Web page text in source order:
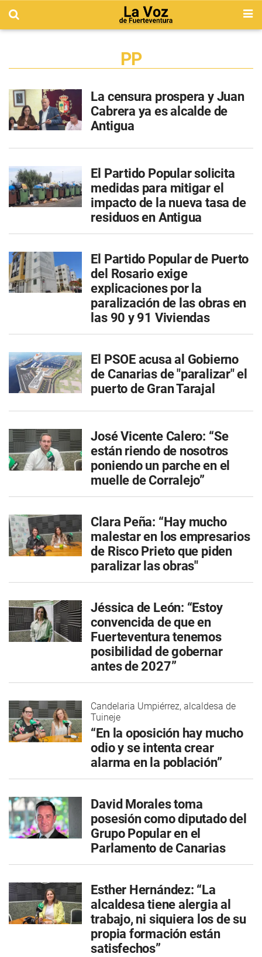
PP
La censura prospera y Juan
Cabrera ya es alcalde de
Antigua
El Partido Popular solicita
medidas para mitigar el
impacto de la nueva tasa de
residuos en Antigua
El Partido Popular de Puerto
del Rosario exige
explicaciones por la
paralización de las obras en
las 90 y 91 Viviendas
El PSOE acusa al Gobierno
de Canarias de "paralizar" el
puerto de Gran Tarajal
José Vicente Calero: “Se
están riendo de nosotros
poniendo un parche en el
muelle de Corralejo”
Clara Peña: “Hay mucho
malestar en los empresarios
de Risco Prieto que piden
paralizar las obras"
Jéssica de León: “Estoy
convencida de que en
Fuerteventura tenemos
posibilidad de gobernar
antes de 2027”
Candelaria Umpiérrez, alcaldesa de
Tuineje
“En la oposición hay mucho
odio y se intenta crear
alarma en la población”
David Morales toma
posesión como diputado del
Grupo Popular en el
Parlamento de Canarias
Esther Hernández: “La
alcaldesa tiene alergia al
trabajo, ni siquiera los de su
propia formación están
satisfechos”